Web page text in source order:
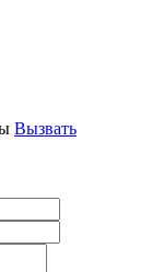
Вызвать